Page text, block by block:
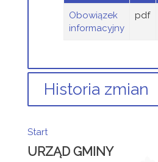
Obowiązek
informacyjny
pdf
Historia zmian
utworzony.
Start
URZĄD GMINY